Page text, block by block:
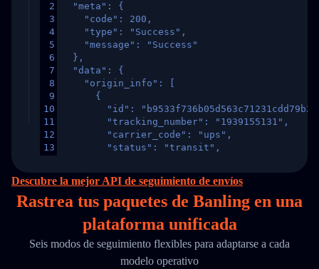
2
3
4
5
6
7
8
9
10
11
12
13
16
17
21
  "meta": {
    "code": 200,
    "type": "Success",
    "message": "Success"
  },
  "data": {
    "origin_info": [
      {
"id":
        "tracking_number": "1939155131",
        "carrier_code": "ups",
        "status": "transit",
        "itemTimeLength": 2,
        "weblink": "",
        "phone": null,
        "trackinfo": [
          {
            "Date": "2017-03-08 04: 22: 00",
"StatusDescription": "Departed
Descubre la mejor API de seguimiento de envíos
Rastrea tus paquetes de Banling en una
plataforma unificada
Seis modos de seguimiento flexibles para adaptarse a cada
modelo operativo